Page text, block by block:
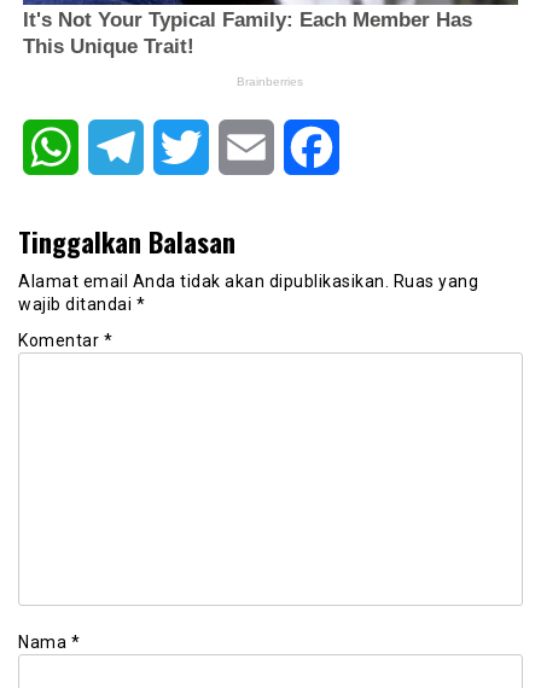
WhatsAppTelegram Twitter Email
Tinggalkan Balasan
Alamat email Anda tidak akan dipublikasikan.
Ruas yang
wajib ditandai *
Komentar *
Nama *